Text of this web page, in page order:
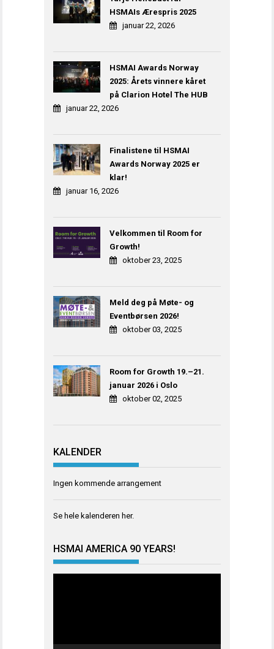
HSMAIs Ærespris 2025
januar 22, 2026
HSMAI Awards Norway
2025: Årets vinnere kåret
på Clarion Hotel The HUB
januar 22, 2026
Finalistene til HSMAI
Awards Norway 2025 er
klar!
januar 16, 2026
Velkommen til Room for
Growth!
oktober 23, 2025
Meld deg på Møte- og
Eventbørsen 2026!
oktober 03, 2025
Room for Growth 19.–21.
januar 2026 i Oslo
oktober 02, 2025
KALENDER
Ingen kommende arrangement
Se hele kalenderen her.
HSMAI AMERICA 90 YEARS!